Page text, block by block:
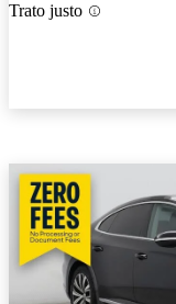
Trato justo